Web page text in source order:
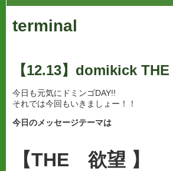
terminal
【12.13】domikick
今日も元気にドミンゴDAY!!
それでは今回もいきましょー！！
今日のメッセージテーマは
【THE 欲望 】